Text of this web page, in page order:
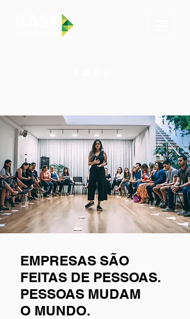
EMPRESAS SÃO
FEITAS DE PESSOAS.
PESSOAS MUDAM
O MUNDO.